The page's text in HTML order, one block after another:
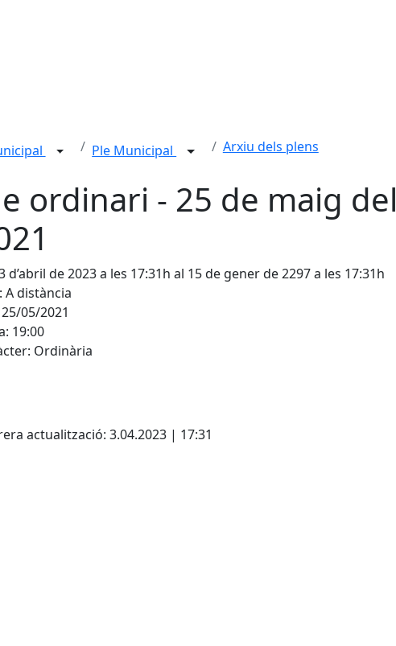
Ple Municipal Arxiu dels plens
ordinari - 25 de maig del
d’abril de 2023 a les 17:31h al 15 de gener de 2297 a les 17:31h
A distància
05/2021
19:00
Ordinària
actualització: 3.04.2023 | 17:31